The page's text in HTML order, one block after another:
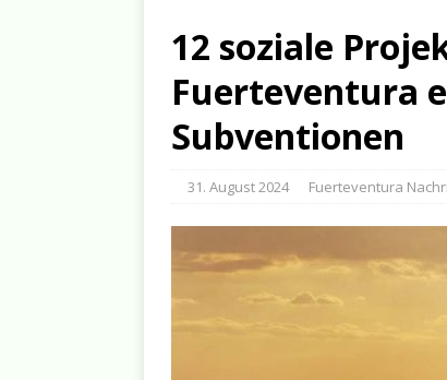
12 soziale
Fuerteventura
Subventionen
31. August 2024 Fuerteventura